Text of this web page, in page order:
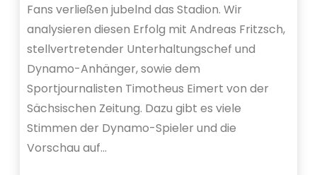
Fans verließen jubelnd das Stadion. Wir
analysieren diesen Erfolg mit Andreas Fritzsch,
stellvertretender Unterhaltungschef und
Dynamo-Anhänger, sowie dem
Sportjournalisten Timotheus Eimert von der
Sächsischen Zeitung. Dazu gibt es viele
Stimmen der Dynamo-Spieler und die
Vorschau auf…